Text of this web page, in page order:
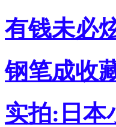
有钱未必
钢笔成收
实拍:日本